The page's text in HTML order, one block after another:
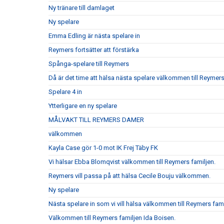
Ny tränare till damlaget
Ny spelare
Emma Edling är nästa spelare in
Reymers fortsätter att förstärka
Spånga-spelare till Reymers
Då är det time att hälsa nästa spelare välkommen till Reymers
Spelare 4 in
Ytterligare en ny spelare
MÅLVAKT TILL REYMERS DAMER
välkommen
Kayla Case gör 1-0 mot IK Frej Täby FK
Vi hälsar Ebba Blomqvist välkommen till Reymers familjen.
Reymers vill passa på att hälsa Cecile Bouju välkommen.
Ny spelare
Nästa spelare in som vi vill hälsa välkommen till Reymers
Välkommen till Reymers familjen Ida Boisen.